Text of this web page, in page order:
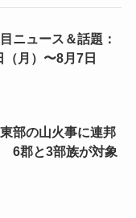
ニュース＆話題：
月）〜8月7日
部の山火事に連邦
6郡と3部族が対象